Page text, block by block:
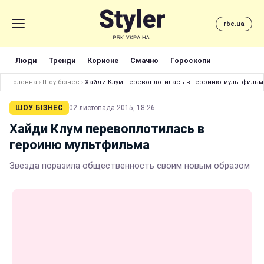
rbc.ua
Люди Тренди Корисне Смачно Гороскопи
Головна › Шоу бізнес › Хайди Клум перевоплотилась в героиню
ШОУ БІЗНЕС 02 листопада 2015, 18:26
Хайди Клум перевоплотилась в
героиню мультфильма
Звезда поразила общественность своим новым образом